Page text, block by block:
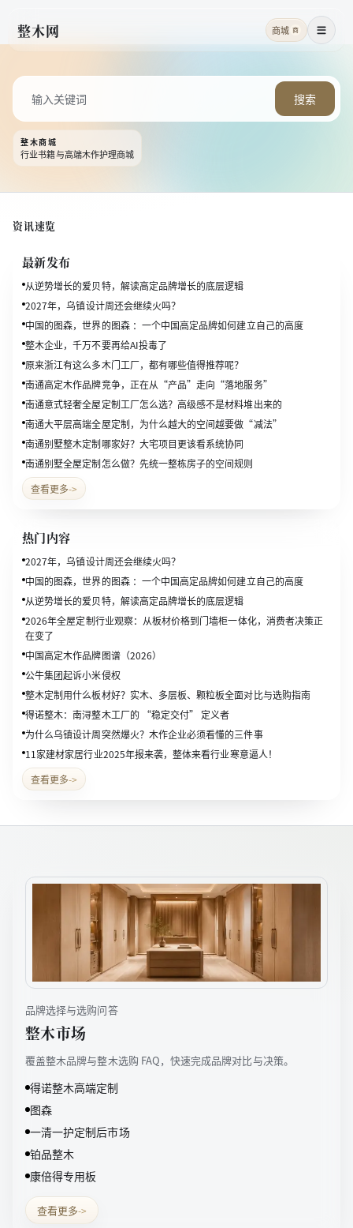
整木网 商城 商 菜单
搜索
整木商城
行业书籍与高端木作护理商城
资讯速览
最新发布
从逆势增长的爱贝特，解读高定品牌增长的底层逻辑
2027年，乌镇设计周还会继续火吗？
中国的图森，世界的图森 ：一个中国高定品牌如何建立自己的高度
整木企业，千万不要再给AI投毒了
原来浙江有这么多木门工厂，都有哪些值得推荐呢？
南通高定木作品牌竞争，正在从“产品”走向“落地服务”
南通意式轻奢全屋定制工厂怎么选？高级感不是材料堆出来的
南通大平层高端全屋定制，为什么越大的空间越要做“减法”
南通别墅整木定制哪家好？大宅项目更该看系统协同
南通别墅全屋定制怎么做？先统一整栋房子的空间规则
查看更多->
热门内容
2027年，乌镇设计周还会继续火吗？
中国的图森，世界的图森 ：一个中国高定品牌如何建立自己的高度
从逆势增长的爱贝特，解读高定品牌增长的底层逻辑
2026年全屋定制行业观察：从板材价格到门墙柜一体化，消费者决策正
在变了
中国高定木作品牌图谱（2026）
公牛集团起诉小米侵权
整木定制用什么板材好？实木、多层板、颗粒板全面对比与选购指南
得诺整木：南浔整木工厂的 “稳定交付” 定义者
为什么乌镇设计周突然爆火？木作企业必须看懂的三件事
11家建材家居行业2025年报来袭，整体来看行业寒意逼人！
查看更多->
品牌选择与选购问答
整木市场
覆盖整木品牌与整木选购 FAQ，快速完成品牌对比与决策。
得诺整木高端定制
图森
一清一护定制后市场
铂品整木
康倍得专用板
查看更多->